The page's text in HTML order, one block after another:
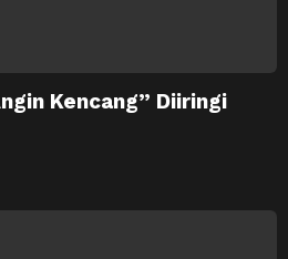
Kencang” Diiringi